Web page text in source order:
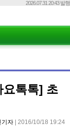
2026.07.31 20:43 발행
요톡톡] 초
기자 | 2016/10/18 19:24